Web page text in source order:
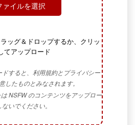
ァイルを選択
ッグ＆ドロップするか、クリッ
てアップロード
ドすると、利用規約とプライバシー
したものとみなされます。
NSFW のコンテンツをアップロー
ないでください。